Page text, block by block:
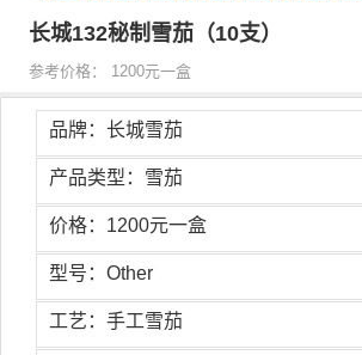
长城132秘制雪茄（10支）
参考价格： 1200元一盒
品牌：长城雪茄
产品类型：雪茄
价格：1200元一盒
型号：Other
工艺：手工雪茄